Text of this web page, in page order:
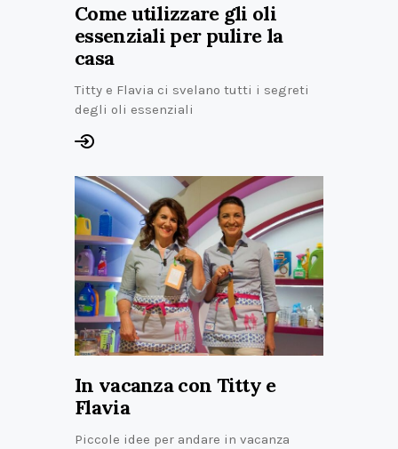
Come utilizzare gli oli
essenziali per pulire la
casa
Titty e Flavia ci svelano tutti i segreti
degli oli essenziali
In vacanza con Titty e
Flavia
Piccole idee per andare in vacanza